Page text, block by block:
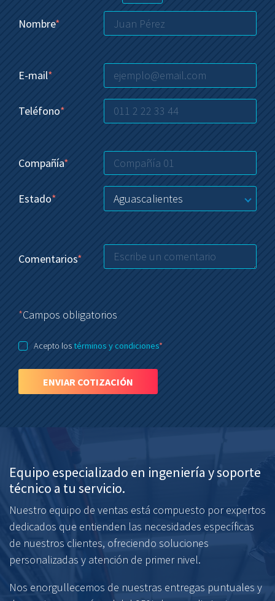
Nombre*
E-mail*
Teléfono*
Compañía*
Estado* Aguascalientes
Comentarios*
*Campos obligatorios
Acepto lostérminos y condiciones*
ENVIAR COTIZACIÓN
Equipo especializado en ingeniería y soporte
técnico a tu servicio.
Nuestro equipo de ventas está compuesto por expertos
dedicados que entienden las necesidades específicas
de nuestros clientes, ofreciendo soluciones
personalizadas y atención de primer nivel.
Nos enorgullecemos de nuestras entregas puntuales y